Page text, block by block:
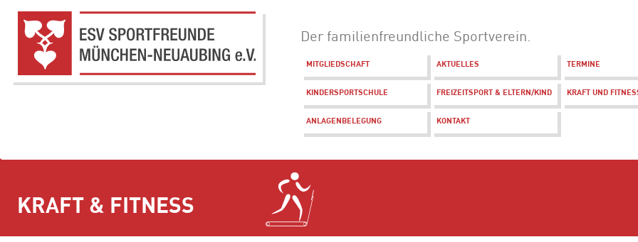
Der familienfreundliche Sportverein.
MITGLIEDSCHAFT AKTUELLES TERMINE
KINDERSPORTSCHULE FREIZEITSPORT & ELTERN/KIND KRAFT UND
ANLAGENBELEGUNG KONTAKT
KRAFT & FITNESS